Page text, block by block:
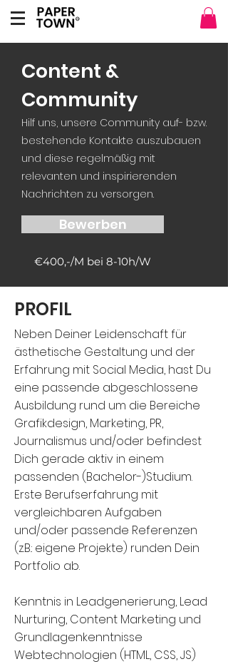
Content &
Community
Hilf uns, unsere Community auf- bzw.
bestehende Kontakte auszubauen
und diese regelmäßig mit
relevanten und inspirierenden
Nachrichten zu versorgen.
Bewerben
€400,-/M bei 8-10h/W
PROFIL
Neben Deiner Leidenschaft für
ästhetische Gestaltung und der
Erfahrung mit Social Media, hast Du
eine passende abgeschlossene
Ausbildung rund um die Bereiche
Grafikdesign, Marketing, PR,
Journalismus und/oder befindest
Dich gerade aktiv in einem
passenden (Bachelor-)Studium.
Erste Berufserfahrung mit
vergleichbaren Aufgaben
und/oder passende Referenzen
(z.B.: eigene Projekte) runden Dein
Portfolio ab.
Kenntnis in Leadgenerierung, Lead
Nurturing, Content Marketing und
Grundlagenkenntnisse
Webtechnologien (HTML, CSS, JS)